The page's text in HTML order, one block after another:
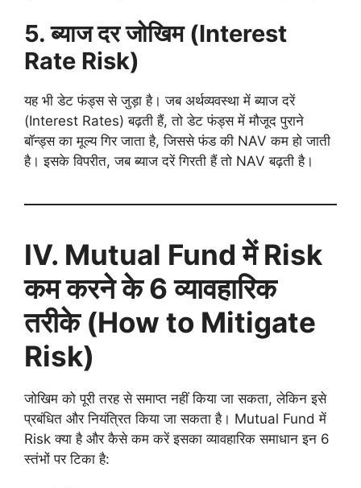
5.ब्याज दर जोखिम (Interest
Rate Risk)
यह भी डेट फंड्स से जुड़ा है। जब अर्थव्यवस्था में ब्याज दरें
(Interest Rates) बढ़ती हैं, तो डेट फंड्स में मौजूद पुराने
बॉन्ड्स का मूल्य गिर जाता है, जिससे फंड की NAV कम हो जाती
है। इसके विपरीत, जब ब्याज दरें गिरती हैं तो NAV बढ़ती है।
IV. Mutual FundमेंRisk
कम करने के6व्यावहारिक
तरीके(How to Mitigate
Risk)
जोखिम को पूरी तरह से समाप्त नहीं किया जा सकता, लेकिन इसे
प्रबंधित और नियंत्रित किया जा सकता है। Mutual Fund में
Risk क्या है और कैसे कम करें इसका व्यावहारिक समाधान इन 6
स्तंभों पर टिका है: